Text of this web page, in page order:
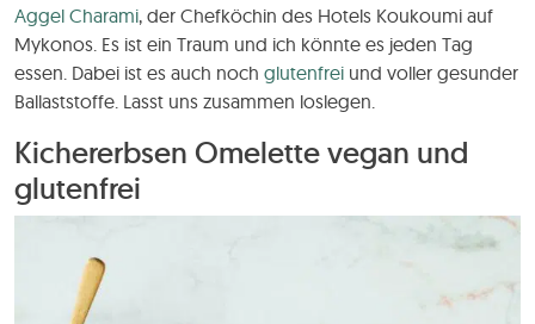
Aggel Charami, der Chefköchin des Hotels Koukoumi auf
Mykonos. Es ist ein Traum und ich könnte es jeden Tag
essen. Dabei ist es auch noch glutenfrei und voller gesunder
Ballaststoffe. Lasst uns zusammen loslegen.
Kichererbsen Omelette vegan und
glutenfrei